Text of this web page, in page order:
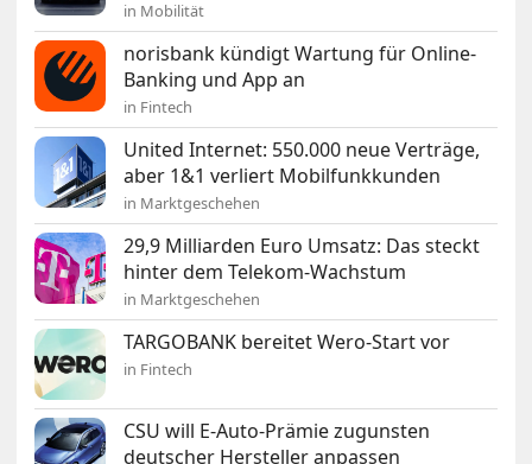
in Mobilität
norisbank kündigt Wartung für Online-
Banking und App an
in Fintech
United Internet: 550.000 neue Verträge,
aber 1&1 verliert Mobilfunkkunden
in Marktgeschehen
29,9 Milliarden Euro Umsatz: Das steckt
hinter dem Telekom-Wachstum
in Marktgeschehen
TARGOBANK bereitet Wero-Start vor
in Fintech
CSU will E-Auto-Prämie zugunsten
deutscher Hersteller anpassen